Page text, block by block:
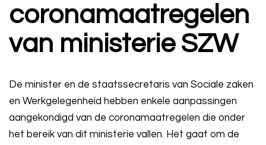
coronamaatregelen
van ministerie SZW
De minister en de staatssecretaris van Sociale zaken
en Werkgelegenheid hebben enkele aanpassingen
aangekondigd van de coronamaatregelen die onder
het bereik van dit ministerie vallen. Het gaat om de